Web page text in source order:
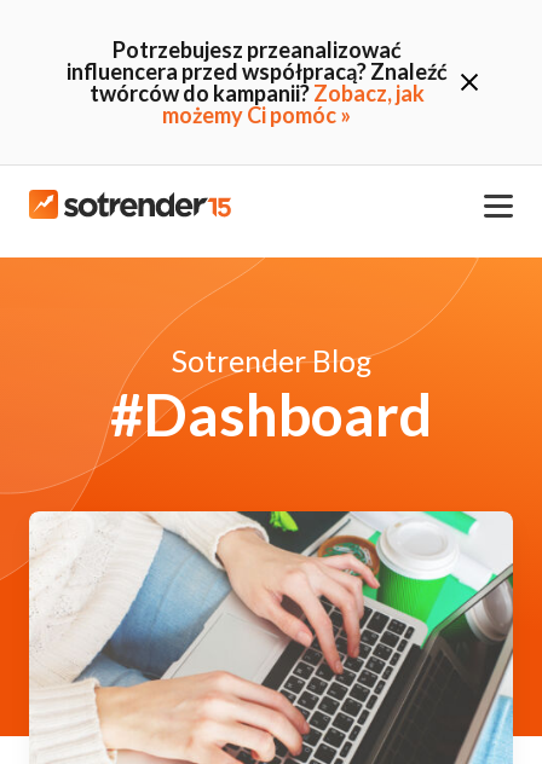
Potrzebujesz przeanalizować
influencera przed współpracą? Znaleźć
twórców do kampanii?Zobacz, jak
możemy Ci pomóc »
Sotrender Blog
#Dashboard